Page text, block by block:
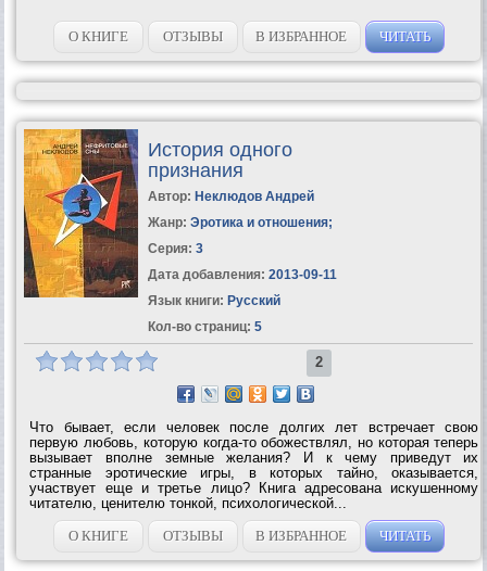
О КНИГЕ ОТЗЫВЫ В ИЗБРАННОЕ ЧИТАТЬ
История одного
признания
Автор: Неклюдов Андрей
Жанр: Эротика и отношения;
Серия: 3
Дата добавления: 2013-09-11
Язык книги: Русский
Кол-во страниц: 5
2
Что бывает, если человек после долгих лет встречает свою
первую любовь, которую когда-то обожествлял, но которая теперь
вызывает вполне земные желания? И к чему приведут их
странные эротические игры, в которых тайно, оказывается,
участвует еще и третье лицо? Книга адресована искушенному
читателю, ценителю тонкой, психологической...
О КНИГЕ
ОТЗЫВЫ В ИЗБРАННОЕ ЧИТАТЬ